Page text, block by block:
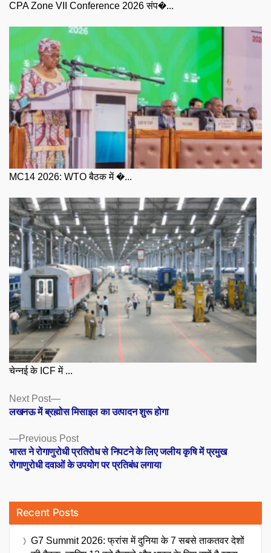
CPA Zone VII Conference 2026 संप�...
MC14 2026: WTO बैठक में �...
चेन्नई के ICF में ...
Posts
navigation
Previous PostPrevious
post:
भारत ने रोगाणुरोधी प्रतिरोध से निपटने के लिए जलीय कृषि में प्रमुख
रोगाणुरोधी दवाओं के उपयोग पर प्रतिबंध लगाया
Next Post
Next
post:
लखनऊ में ब्रह्मोस मिसाइल का उत्पादन शुरू होगा
Recent Posts
G7 Summit 2026: फ्रांस में दुनिया के 7 सबसे ताकतवर देशों